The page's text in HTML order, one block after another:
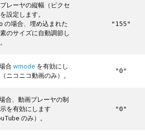
レーヤの縦幅（ピクセ
設定します。
の場合、埋め込まれた
のサイズに自動調節し
"155"
合wmode を有効にし
ニコニコ動画のみ）。
"0"
合、動画プレーヤの制
を有効にします
のみ）。
"0"